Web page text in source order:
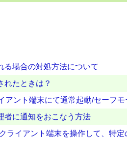
る場合の対処方法について
れたときは？
アント端末にて通常起動/セーフ
者に通知をおこなう方法
ライアント端末を操作して、特